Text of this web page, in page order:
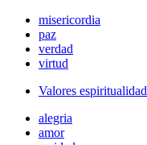
misericordia
paz
verdad
virtud
Valores espiritualidad
alegria
amor